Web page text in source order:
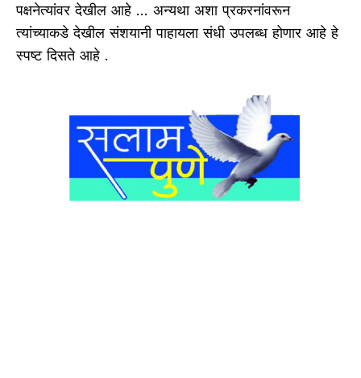
पक्षनेत्यांवर देखील आहे … अन्यथा अशा प्रकरनांवरून
त्यांच्याकडे देखील संशयानी पाहायला संधी उपलब्ध होणार आहे हे
स्पष्ट दिसते आहे .